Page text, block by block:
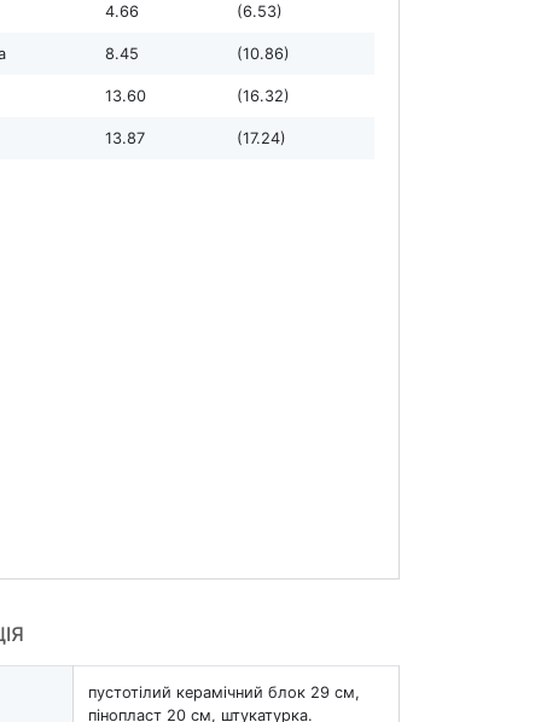
4.66 (6.53)
8.45 (10.86)
13.60 (16.32)
13.87 (17.24)
пустотілий керамічний блок 29 см,
пінопласт 20 см, штукатурка.